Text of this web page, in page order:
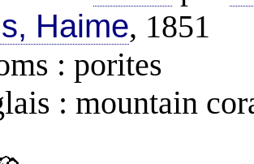
Haime, 1851
: porites
: mountain